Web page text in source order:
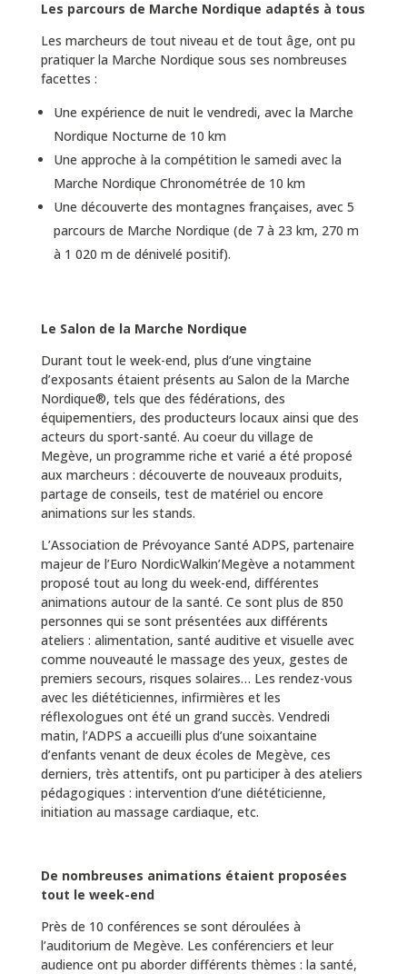
Les parcours de Marche Nordique adaptés à tous
Les marcheurs de tout niveau et de tout âge, ont pu
pratiquer la Marche Nordique sous ses nombreuses
facettes :
Une expérience de nuit le vendredi, avec la Marche
Nordique Nocturne de 10 km
Une approche à la compétition le samedi avec la
Marche Nordique Chronométrée de 10 km
Une découverte des montagnes françaises, avec 5
parcours de Marche Nordique (de 7 à 23 km, 270 m
à 1 020 m de dénivelé positif).
Le Salon de la Marche Nordique
Durant tout le week-end, plus d’une vingtaine
d’exposants étaient présents au Salon de la Marche
Nordique®, tels que des fédérations, des
équipementiers, des producteurs locaux ainsi que des
acteurs du sport-santé. Au coeur du village de
Megève, un programme riche et varié a été proposé
aux marcheurs : découverte de nouveaux produits,
partage de conseils, test de matériel ou encore
animations sur les stands.
L’Association de Prévoyance Santé ADPS, partenaire
majeur de l’Euro NordicWalkin’Megève a notamment
proposé tout au long du week-end, différentes
animations autour de la santé. Ce sont plus de 850
personnes qui se sont présentées aux différents
ateliers : alimentation, santé auditive et visuelle avec
comme nouveauté le massage des yeux, gestes de
premiers secours, risques solaires… Les rendez-vous
avec les diététiciennes, infirmières et les
réflexologues ont été un grand succès. Vendredi
matin, l’ADPS a accueilli plus d’une soixantaine
d’enfants venant de deux écoles de Megève, ces
derniers, très attentifs, ont pu participer à des ateliers
pédagogiques : intervention d’une diététicienne,
initiation au massage cardiaque, etc.
De nombreuses animations étaient proposées
tout le week-end
Près de 10 conférences se sont déroulées à
l’auditorium de Megève. Les conférenciers et leur
audience ont pu aborder différents thèmes : la santé,